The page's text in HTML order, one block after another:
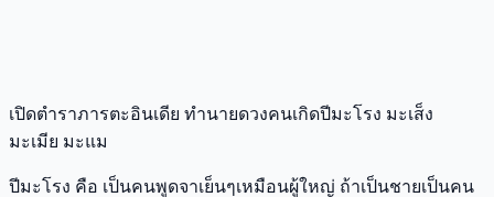
เปิดตำราภารตะอินเดีย ทำนายดวงคนเกิดปีมะโรง มะเส็ง
มะเมีย มะแม
ปีมะโรง คือ เป็นคนพูดจาเย็นๆเหมือนผู้ใหญ่ ถ้าเป็นชายเป็นคน